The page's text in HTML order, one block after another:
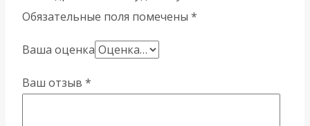
Обязательные поля помечены *
Ваша оценка
Ваш отзыв *